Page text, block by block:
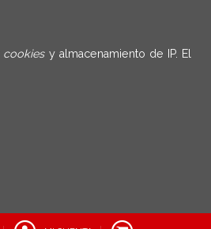
cookies y almacenamiento de IP. El